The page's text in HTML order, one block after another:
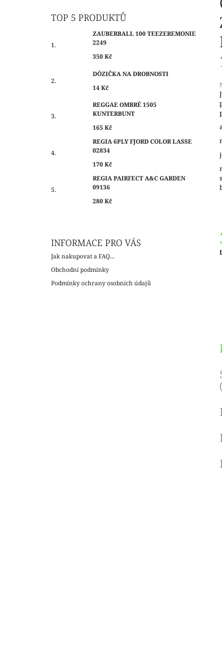
TOP 5 PRODUKTŮ
ZAUBERBALL 100 TEEZEREMONIE
2249
350 Kč
DÓZIČKA NA DROBNOSTI
14 Kč
REGGAE OMBRÉ 1505
KUNTERBUNT
165 Kč
REGIA 6PLY FJORD COLOR LASSE
02834
170 Kč
REGIA PAIRFECT A&C GARDEN
09136
280 Kč
INFORMACE PRO VÁS
Jak nakupovat a FAQ...
Obchodní podmínky
Podmínky ochrany osobních údajů
z
5